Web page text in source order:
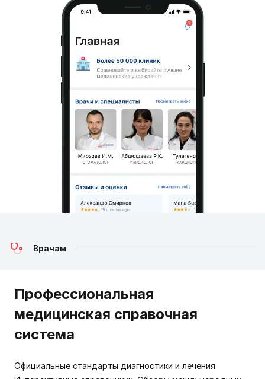
Врачам
Профессиональная
медицинская справочная
система
Официальные стандарты диагностики и лечения.